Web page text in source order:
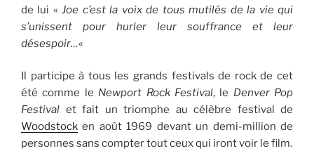
de lui «Joe c’est la voix de tous mutilés de la vie qui
s’unissent pour hurler leur souffrance et leur
désespoir…«
Il participe à tous les grands festivals de rock de cet
été comme le Newport Rock Festival, le Denver Pop
Festival et fait un triomphe au célèbre festival de
Woodstock en août 1969 devant un demi-million de
personnes sans compter tout ceux qui iront voir le film.